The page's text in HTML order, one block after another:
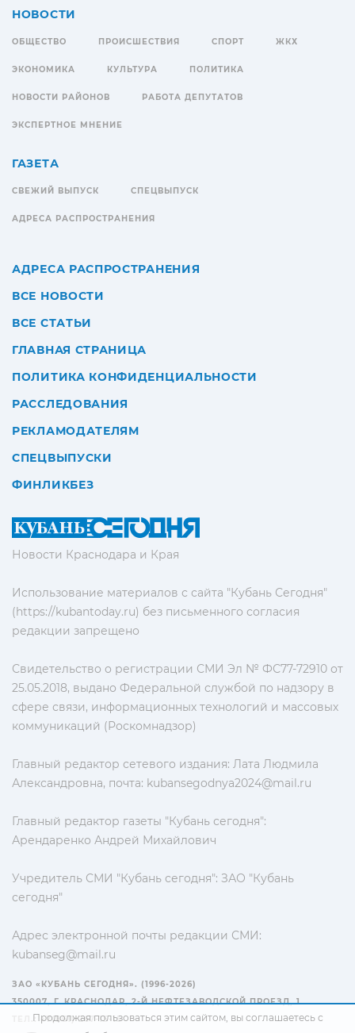
Новости Краснодара и Края
Использование материалов с сайта "Кубань Сегодня"
(https://kubantoday.ru) без письменного согласия
редакции запрещено
Свидетельство о регистрации СМИ Эл № ФС77-72910 от
25.05.2018, выдано Федеральной службой по надзору в
сфере связи, информационных технологий и массовых
коммуникаций (Роскомнадзор)
Главный редактор сетевого издания: Лата Людмила
Александровна, почта: kubansegodnya2024@mail.ru
Главный редактор газеты "Кубань сегодня":
Арендаренко Андрей Михайлович
Учредитель СМИ "Кубань сегодня": ЗАО "Кубань
сегодня"
Адрес электронной почты редакции СМИ:
kubanseg@mail.ru
НОВОСТИ
ОБЩЕСТВО ПРОИСШЕСТВИЯ СПОРТ ЖКХ
ЭКОНОМИКА КУЛЬТУРА ПОЛИТИКА
НОВОСТИ РАЙОНОВ РАБОТА ДЕПУТАТОВ
ЭКСПЕРТНОЕ МНЕНИЕ
ГАЗЕТА
СВЕЖИЙ ВЫПУСК СПЕЦВЫПУСК
АДРЕСА РАСПРОСТРАНЕНИЯ
АДРЕСА РАСПРОСТРАНЕНИЯ
ВСЕ НОВОСТИ
ВСЕ СТАТЬИ
ГЛАВНАЯ СТРАНИЦА
ПОЛИТИКА КОНФИДЕНЦИАЛЬНОСТИ
РАССЛЕДОВАНИЯ
РЕКЛАМОДАТЕЛЯМ
СПЕЦВЫПУСКИ
ФИНЛИКБЕЗ
ЗАО «КУБАНЬ СЕГОДНЯ». (1996-2026)
350007, Г. КРАСНОДАР, 2-Й НЕФТЕЗАВОДСКОЙ ПРОЕЗД, 1
ТЕЛ.: +7(861) 267-15-15
Продолжая пользоваться этим сайтом, вы соглашаетесь с